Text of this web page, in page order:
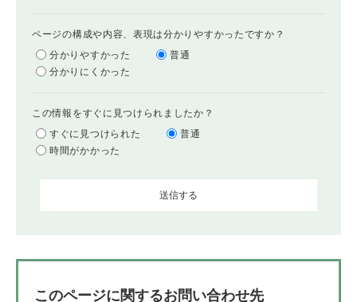
ページの構成や内容、表現は分かりやすかったですか？
分かりやすかった
普通
分かりにくかった
この情報をすぐに見つけられましたか？
すぐに見つけられた
普通
時間がかかった
このページに関するお問い合わせ先